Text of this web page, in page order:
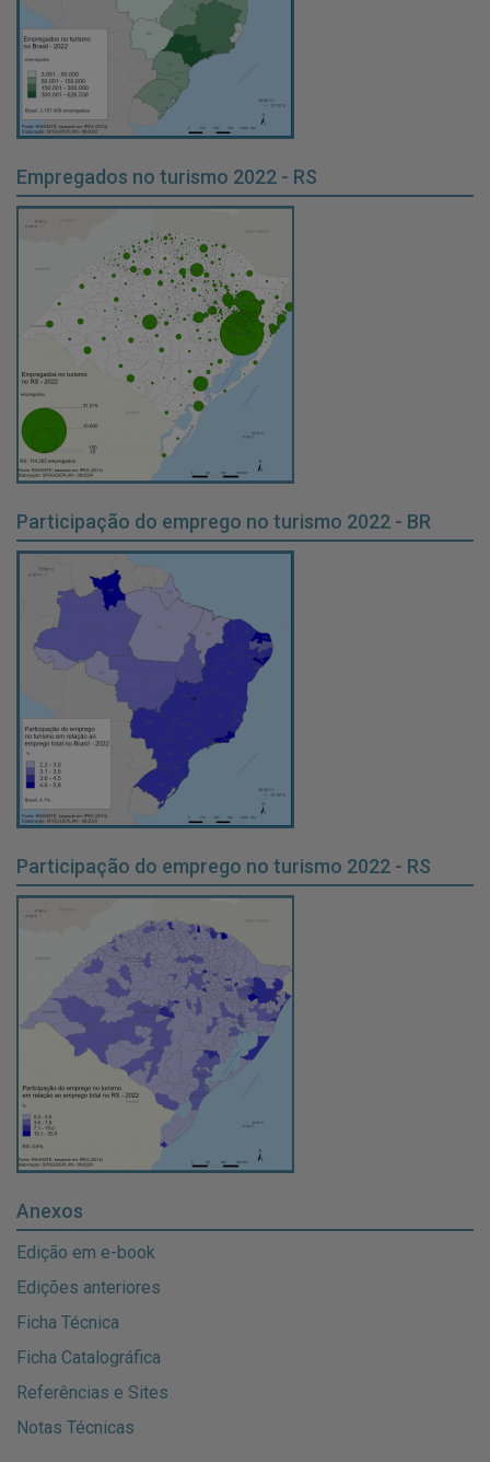
Empregados no turismo 2022 - RS
Participação do emprego no turismo 2022 - BR
Participação do emprego no turismo 2022 - RS
Anexos
Edição em e-book
Edições anteriores
Ficha Técnica
Ficha Catalográfica
Referências e Sites
Notas Técnicas